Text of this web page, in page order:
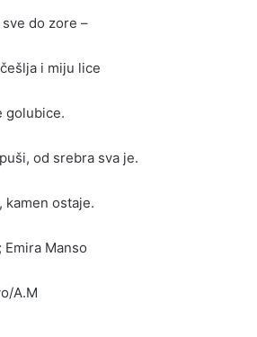
do zore –
i miju lice
golubice.
od srebra sva je.
kamen ostaje.
Manso
A.M